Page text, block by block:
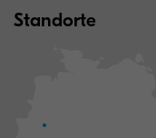
Standorte